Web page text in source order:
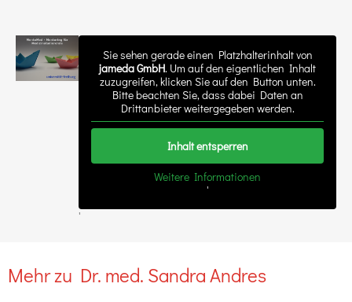
Sie sehen gerade einen Platzhalterinhalt von
jameda GmbH. Um auf den eigentlichen Inhalt
zuzugreifen, klicken Sie auf den Button unten.
Bitte beachten Sie, dass dabei Daten an
Drittanbieter weitergegeben werden.
Inhalt entsperren
Weitere Informationen
'
'
Mehr zu Dr. med. Sandra Andres